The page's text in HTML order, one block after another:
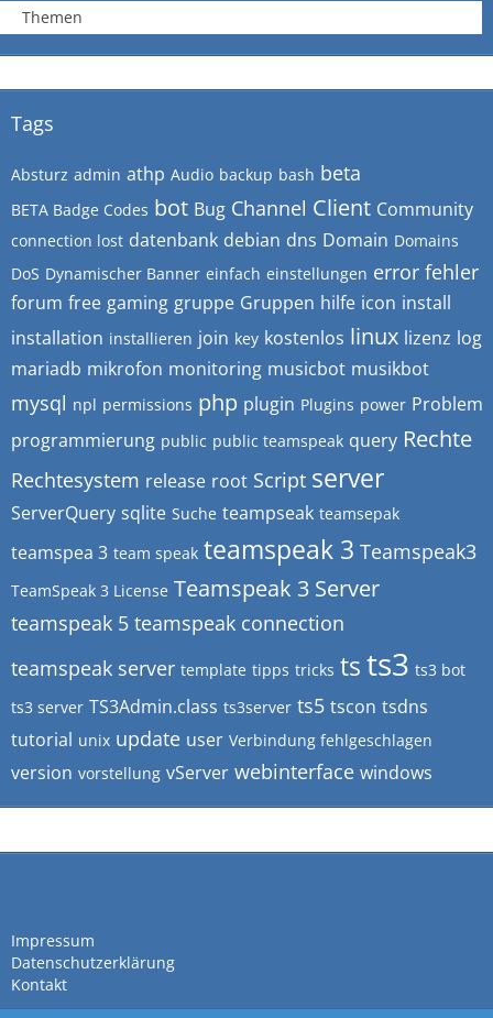
Themen
Tags
Absturz admin athp Audio backup bash beta
BETA Badge Codes bot Bug Channel Client Community
connection lost datenbank debian dns Domain Domains
DoS Dynamischer Banner einfach einstellungen error fehler
forum free gaming gruppe Gruppen hilfe icon install
installation installieren join key kostenlos linux lizenz log
mariadb mikrofon monitoring musicbot musikbot
mysql npl permissions php plugin Plugins power Problem
programmierung public public teamspeak query Rechte
Rechtesystem release root Script server
ServerQuery sqlite Suche teampseak teamsepak
teamspea 3 team speak teamspeak 3 Teamspeak3
TeamSpeak 3 License Teamspeak 3 Server
teamspeak 5 teamspeak connection
teamspeak server template tipps tricks tsts3 ts3 bot
ts3 server TS3Admin.class ts3server ts5 tscon tsdns
tutorial unix update user Verbindung fehlgeschlagen
version vorstellung vServer webinterface windows
Impressum
Datenschutzerklärung
Kontakt